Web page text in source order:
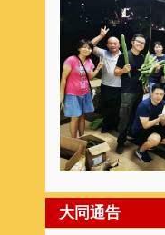
32) 11月17日（星
33) 11月20日（星
大同通告